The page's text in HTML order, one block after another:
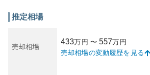
推定相場
売却相場
433万円 〜 557万円
売却相場の変動履歴を見る